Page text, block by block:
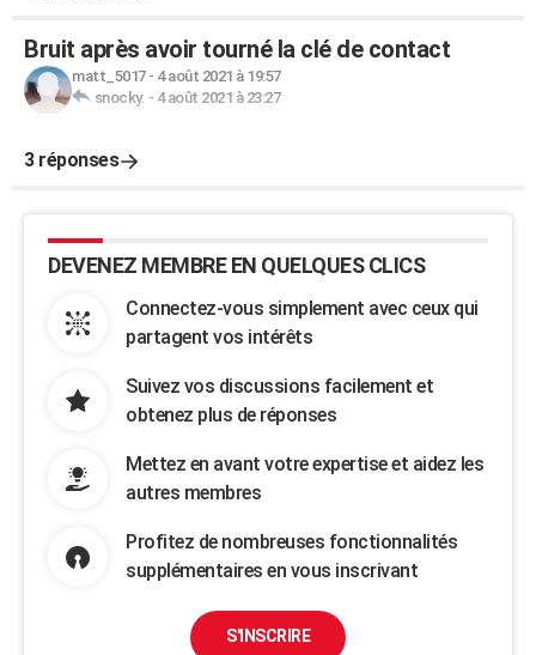
Bruit après avoir tourné la clé de contact
matt_5017- 4 août 2021 à 19:57
snocky. - 4 août 2021 à 23:27
3 réponses
DEVENEZ MEMBRE EN QUELQUES CLICS
Connectez-vous simplement avec ceux qui
partagent vos intérêts
Suivez vos discussions facilement et
obtenez plus de réponses
Mettez en avant votre expertise et aidez les
autres membres
Profitez de nombreuses fonctionnalités
supplémentaires en vous inscrivant
S'INSCRIRE